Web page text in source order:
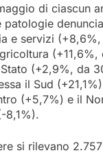
di ciascun
patologie
e servizi
(+11,6%,
(+2,9%, da
il Sud
(+5,7%) e il
8,1%).
si rilevano